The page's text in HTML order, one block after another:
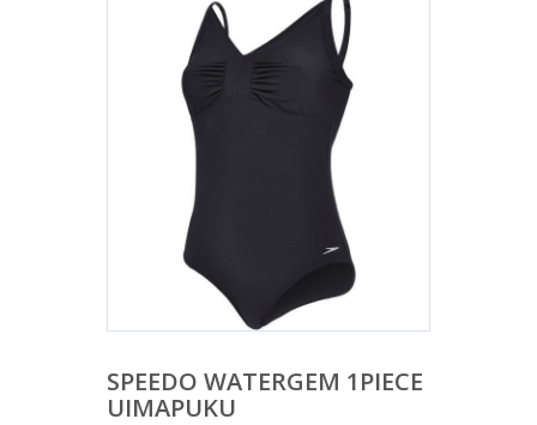
SPEEDO WATERGEM 1PIECE
UIMAPUKU